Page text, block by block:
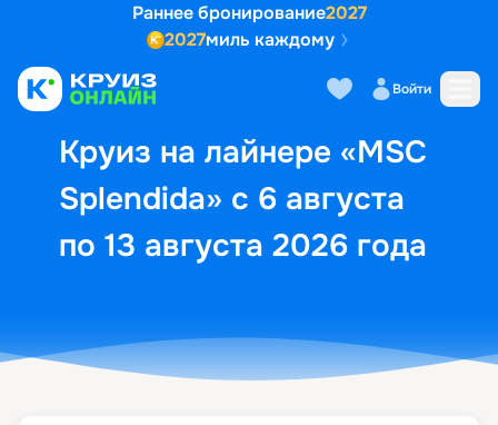
Раннее бронирование2027
2027миль каждому
Войти
Круиз на лайнере «MSC
Splendida» с 6 августа
по 13 августа 2026 года
Выбор кают Маршрут и